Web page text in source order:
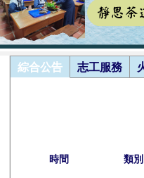
綜合公告 志工服務
時間 類別